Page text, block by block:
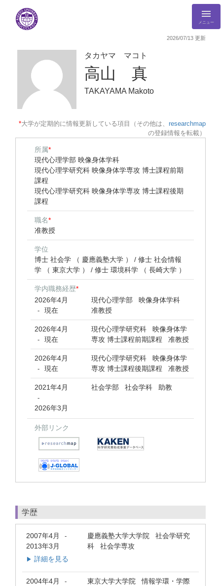
メニュー
2026/07/13 更新
タカヤマ マコト
高山 真
TAKAYAMA Makoto
*大学が定期的に情報更新している項目（その他は、 researchmap
の登録情報を転載）
所属*
現代心理学部 映像身体学科
現代心理学研究科 映像身体学専攻 博士課程前期
課程
現代心理学研究科 映像身体学専攻 博士課程後期
課程
職名*
准教授
学位
博士 社会学 （ 慶應義塾大学 ） / 修士 社会情報
学 （ 東京大学 ） / 修士 環境科学 （ 長崎大学 ）
学内職務経歴*
2026年4月
- 現在
現代心理学部 映像身体学科
准教授
2026年4月
- 現在
現代心理学研究科 映像身体学
専攻 博士課程前期課程 准教授
2026年4月
- 現在
現代心理学研究科 映像身体学
専攻 博士課程後期課程 准教授
2021年4月
-
2026年3月
社会学部 社会学科 助教
外部リンク
学歴
2007年4月 -
2013年3月
慶應義塾大学大学院 社会学研究
科 社会学専攻
▶ 詳細を見る
2004年4月 -
東京大学大学院 情報学環・学際